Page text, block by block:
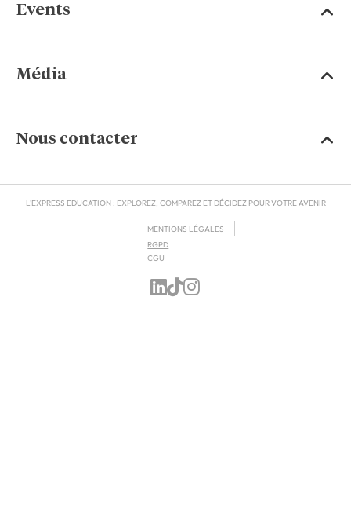
Events
Média
Nous contacter
L'EXPRESS EDUCATION : EXPLOREZ, COMPAREZ ET DÉCIDEZ POUR VOTRE AVENIR
MENTIONS LÉGALES
RGPD
CGU